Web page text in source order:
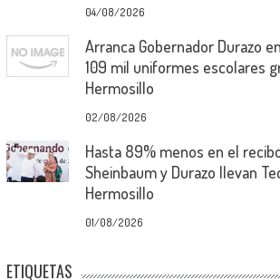
04/08/2026
Arranca Gobernador Durazo
109 mil uniformes escolares
Hermosillo
02/08/2026
Hasta 89% menos en el
Sheinbaum y Durazo llevan
Hermosillo
01/08/2026
ETIQUETAS